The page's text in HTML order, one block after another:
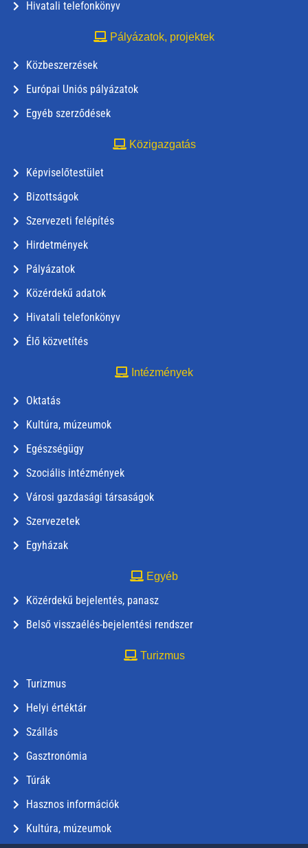
Hivatali telefonkönyv
Pályázatok, projektek
Közbeszerzések
Európai Uniós pályázatok
Egyéb szerződések
Közigazgatás
Képviselőtestület
Bizottságok
Szervezeti felépítés
Hirdetmények
Pályázatok
Közérdekű adatok
Hivatali telefonkönyv
Élő közvetítés
Intézmények
Oktatás
Kultúra, múzeumok
Egészségügy
Szociális intézmények
Városi gazdasági társaságok
Szervezetek
Egyházak
Egyéb
Közérdekű bejelentés, panasz
Belső visszaélés-bejelentési rendszer
Turizmus
Turizmus
Helyi értéktár
Szállás
Gasztronómia
Túrák
Hasznos információk
Kultúra, múzeumok